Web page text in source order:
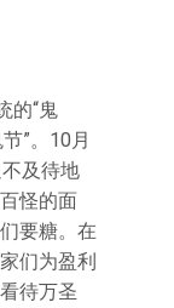
的“鬼
”。10月
及待地
怪的面
要糖。在
们为盈利
待万圣